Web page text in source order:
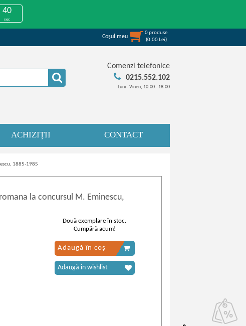
40
sec
Coşul meu
0produse
(0,00 Lei)
Comenzi telefonice
0215.552.102
Luni - Vineri, 10:00 - 18:00
ACHIZIȚII CONTACT
1885-1985
la concursul M. Eminescu,
Două exemplare în stoc.
Cumpără acum!
Adaugă în coș
Adaugă în wishlist